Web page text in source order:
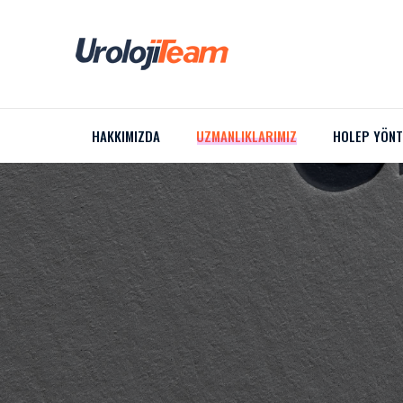
HAKKIMIZDA UZMANLIKLARIMIZ HOLEP